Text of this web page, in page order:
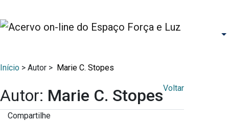
Início > Autor > Marie C. Stopes
Autor: Marie C. StopesVoltar
Compartilhe